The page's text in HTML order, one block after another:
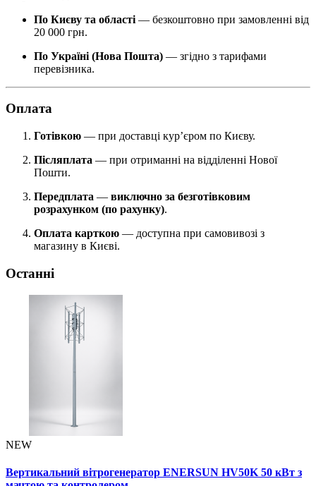
По Києву та області — безкоштовно при замовленні від
20 000 грн.
По Україні (Нова Пошта) — згідно з тарифами
перевізника.
Оплата
Готівкою — при доставці кур’єром по Києву.
Післяплата — при отриманні на відділенні Нової
Пошти.
Передплата — виключно за безготівковим
розрахунком (по рахунку).
Оплата карткою — доступна при самовивозі з
магазину в Києві.
Останні
NEW
Вертикальний вітрогенератор ENERSUN HV50K 50 кВт з